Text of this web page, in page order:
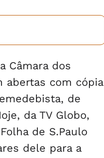
Câmara dos
abertas com cópia
de
da TV Globo,
de S.Paulo
dele para a